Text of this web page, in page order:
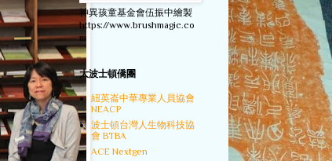
神異孩童基金會伍振中繪製
https://www.brushmagic.co
m
大波士頓僑團
紐英崙中華專業人員協會
NEACP
波士頓台灣人生物科技協
會 BTBA
ACE Nextgen